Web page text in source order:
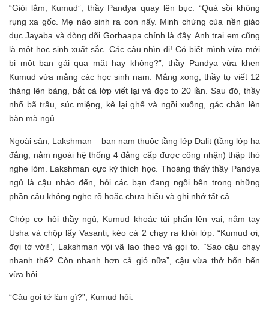
“Giỏi lắm, Kumud”, thầy Pandya quay lên bục. “Quả sồi không
rụng xa gốc. Mẹ nào sinh ra con nấy. Minh chứng của nền giáo
dục Jayaba và dòng dõi Gorbaapa chính là đây. Anh trai em cũng
là một học sinh xuất sắc. Các cậu nhìn đi! Có biết mình vừa mới
bị một bạn gái qua mặt hay không?”, thầy Pandya vừa khen
Kumud vừa mắng các học sinh nam. Mắng xong, thầy tự viết 12
tháng lên bảng, bắt cả lớp viết lại và đọc to 20 lần. Sau đó, thầy
nhổ bã trầu, súc miệng, kê lại ghế và ngồi xuống, gác chân lên
bàn mà ngủ.
Ngoài sân, Lakshman – bạn nam thuộc tầng lớp Dalit (tầng lớp hạ
đẳng, nằm ngoài hệ thống 4 đẳng cấp được công nhận) thập thò
nghe lỏm. Lakshman cực kỳ thích học. Thoáng thấy thầy Pandya
ngủ là cậu nhào đến, hỏi các bạn đang ngồi bên trong những
phần cậu không nghe rõ hoặc chưa hiểu và ghi nhớ tất cả.
Chớp cơ hội thầy ngủ, Kumud khoác túi phấn lên vai, nắm tay
Usha và chộp lấy Vasanti, kéo cả 2 chạy ra khỏi lớp. “Kumud ơi,
đợi tớ với!”, Lakshman vội vã lao theo và gọi to. “Sao cậu chạy
nhanh thế? Còn nhanh hơn cả gió nữa”, cậu vừa thở hổn hển
vừa hỏi.
“Cậu gọi tớ làm gì?”, Kumud hỏi.